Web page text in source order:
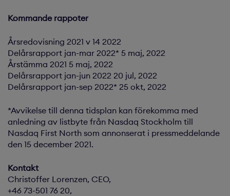
Kommande rappoter
Årsredovisning 2021 v 14 2022
Delårsrapport jan-mar 2022* 5 maj, 2022
Årstämma 2021 5 maj, 2022
Delårsrapport jan-jun 2022 20 jul, 2022
Delårsrapport jan-sep 2022* 25 okt, 2022
*Avvikelse till denna tidsplan kan förekomma med
anledning av listbyte från Nasdaq Stockholm till
Nasdaq First North som annonserat i pressmeddelande
den 15 december 2021.
Kontakt
Christoffer Lorenzen, CEO,
+46 73-501 76 20,